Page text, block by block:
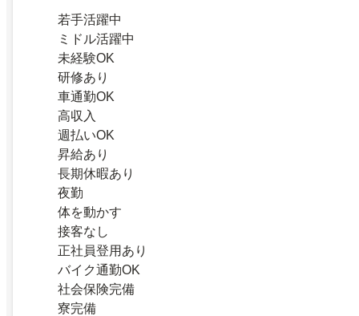
若手活躍中
ミドル活躍中
未経験OK
研修あり
車通勤OK
高収入
週払いOK
昇給あり
長期休暇あり
夜勤
体を動かす
接客なし
正社員登用あり
バイク通勤OK
社会保険完備
寮完備